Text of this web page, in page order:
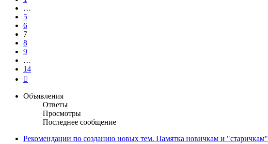
…
5
6
7
8
9
…
14
Объявления
Ответы
Просмотры
Последнее сообщение
Рекомендации по созданию новых тем. Памятка новичкам и "старичкам"